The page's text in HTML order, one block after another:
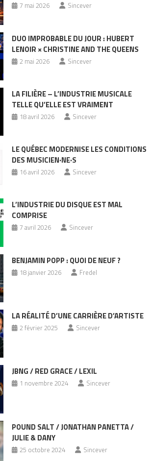
7 mai 2026 Sincever
DUO IMPROBABLE DU JOUR : HUBERT
LENOIR × CHRISTINE AND THE QUEENS
2 mai 2026 Sincever
LA FILIÈRE – L’INDUSTRIE MUSICALE
TELLE QU’ELLE EST VRAIMENT
18 avril 2026 Sincever
LE QUÉBEC MODERNISE LES CONDITIONS
DES MUSICIEN·NE·S
16 avril 2026 Sincever
L’INDUSTRIE DU DISQUE EST MAL
COMPRISE
7 avril 2026 Sincever
BENJAMIN POPP : QUOI DE NEUF ?
18 janvier 2026 Fredel
LA RÉALITÉ D’UNE CARRIÈRE D’ARTISTE
2 février 2025 Sincever
JBNG / RED GRACE / LEXIL
1 novembre 2024 Sincever
POUND SALT / JONATHAN PANETTA /
JULIE & DANY
25 octobre 2024 Sincever